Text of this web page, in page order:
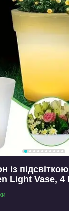
із
Light Vase, 4